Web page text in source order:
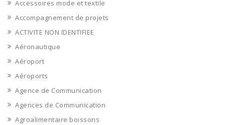
Accessoires mode et textile
Accompagnement de projets
ACTIVITE NON IDENTIFIEE
Aéronautique
Aéroport
Aéroports
Agence de Communication
Agences de Communication
Agroalimentaire boissons